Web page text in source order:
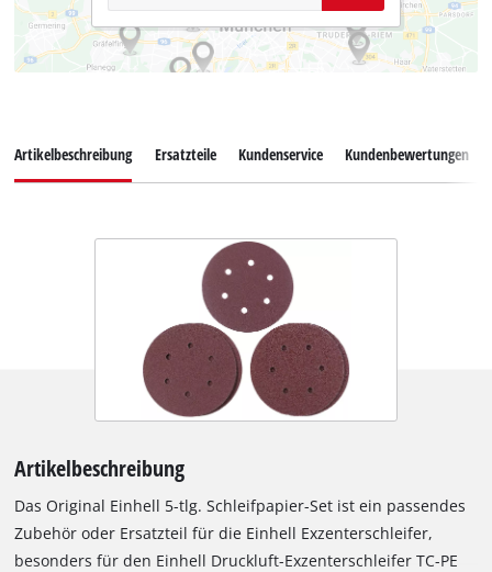
Artikelbeschreibung Ersatzteile Kundenservice Kundenbewertungen
Artikelbeschreibung
Das Original Einhell 5-tlg. Schleifpapier-Set ist ein passendes
Zubehör oder Ersatzteil für die Einhell Exzenterschleifer,
besonders für den Einhell Druckluft-Exzenterschleifer TC-PE